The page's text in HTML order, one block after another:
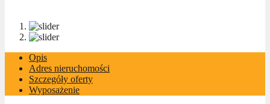
Opis
Adres nieruchomości
Szczegóły oferty
Wyposażenie